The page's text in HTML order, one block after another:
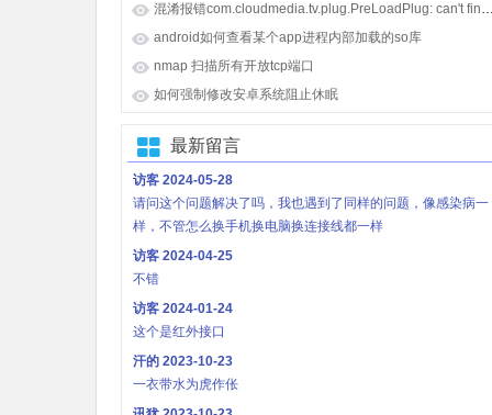
混淆报错com.cloudmedia.tv.plug.PreLoadPlug: can't find
android如何查看某个app进程内部加载的so库
nmap 扫描所有开放tcp端口
如何强制修改安卓系统阻止休眠
最新留言
访客2024-05-28
请问这个问题解决了吗，我也遇到了同样的问题，像感染病一
样，不管怎么换手机换电脑换连接线都一样
访客2024-04-25
不错
访客2024-01-24
这个是红外接口
汗的2023-10-23
一衣带水为虎作伥